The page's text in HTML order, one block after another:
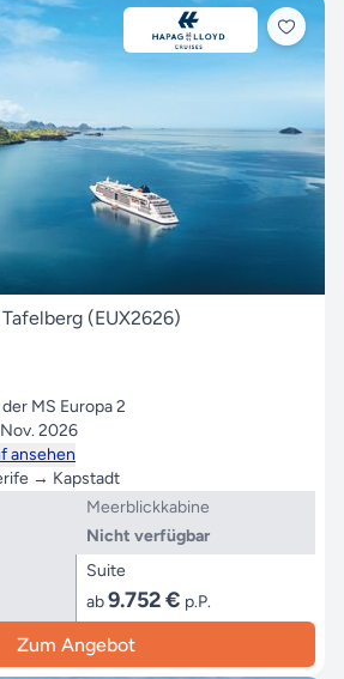
(EUX2626)
MS Europa 2
2026
ansehen
→ Kapstadt
Meerblickkabine
Nicht verfügbar
Suite
ab9.752 € p.P.
Zum Angebot